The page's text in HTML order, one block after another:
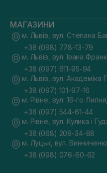
МАГАЗИНИ
м. Львів, вул. Степана
+38 (098) 778-13-79
м. Львів, вул. Івана
+38 (097) 611-95-94
м. Львів, вул. Академіка
+38 (097) 101-97-16
м. Рівне, вул. 16-го
+38 (097) 544-61-44
м. Рівне, вул. Кулика і
+38 (068) 209-34-88
м. Луцьк, вул.
+38 (098) 076-60-62